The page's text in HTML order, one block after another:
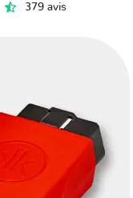
379 avis